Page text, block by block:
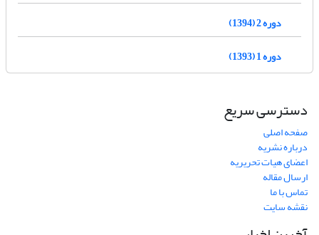
دوره 2 (1394)
دوره 1 (1393)
دسترسی سریع
صفحه اصلی
درباره نشریه
اعضای هیات تحریریه
ارسال مقاله
تماس با ما
نقشه سایت